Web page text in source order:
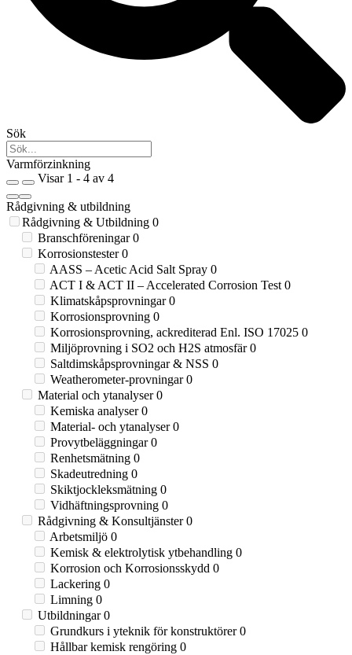
Sök
Varmförzinkning
Visar 1 - 4 av 4
Rådgivning & utbildning
Rådgivning & Utbildning 0
Branschföreningar0
Korrosionstester0
AASS – Acetic Acid Salt Spray 0
ACT I & ACT II – Accelerated Corrosion Test 0
Klimatskåpsprovningar0
Korrosionsprovning 0
Korrosionsprovning, ackrediterad Enl. ISO 17025 0
Miljöprovning i SO2 och H2S atmosfär0
Saltdimskåpsprovningar & NSS 0
Weatherometer-provningar0
Material och ytanalyser0
Kemiska analyser0
Material- och ytanalyser0
Provytbeläggningar0
Renhetsmätning 0
Skadeutredning 0
Skiktjockleksmätning 0
Vidhäftningsprovning 0
Rådgivning & Konsultjänster0
Arbetsmiljö 0
Kemisk & elektrolytisk ytbehandling 0
Korrosion och Korrosionsskydd 0
Lackering 0
Limning 0
Utbildningar0
Grundkurs i yteknik för konstruktörer0
Hållbar kemisk rengöring 0